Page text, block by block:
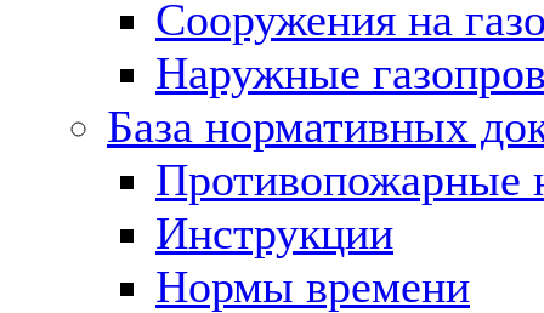
Сооружения на
Наружные
База нормативных
Противопожарные
Инструкции
Нормы времени